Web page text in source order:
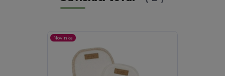
Novinka